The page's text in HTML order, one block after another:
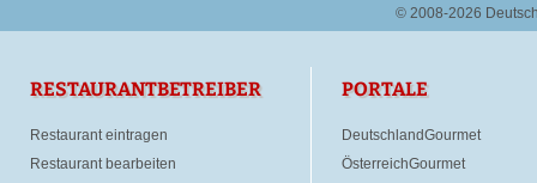
© 2008-2026
RESTAURANTBETREIBER
Restaurant eintragen
Restaurant bearbeiten
PORTALE
DeutschlandGourmet
ÖsterreichGourmet